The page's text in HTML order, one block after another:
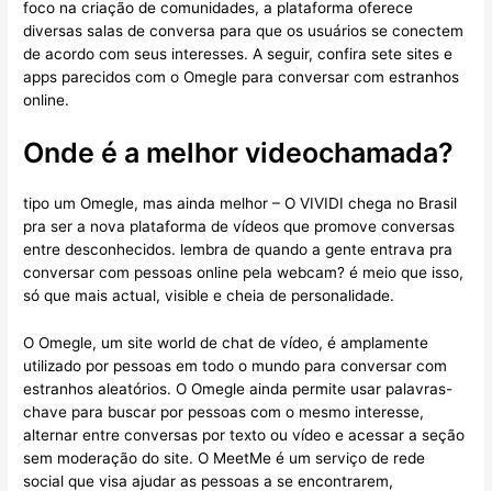
foco na criação de comunidades, a plataforma oferece
diversas salas de conversa para que os usuários se conectem
de acordo com seus interesses. A seguir, confira sete sites e
apps parecidos com o Omegle para conversar com estranhos
online.
Onde é a melhor videochamada?
tipo um Omegle, mas ainda melhor – O VIVIDI chega no Brasil
pra ser a nova plataforma de vídeos que promove conversas
entre desconhecidos. lembra de quando a gente entrava pra
conversar com pessoas online pela webcam? é meio que isso,
só que mais actual, visible e cheia de personalidade.
O Omegle, um site world de chat de vídeo, é amplamente
utilizado por pessoas em todo o mundo para conversar com
estranhos aleatórios. O Omegle ainda permite usar palavras-
chave para buscar por pessoas com o mesmo interesse,
alternar entre conversas por texto ou vídeo e acessar a seção
sem moderação do site. O MeetMe é um serviço de rede
social que visa ajudar as pessoas a se encontrarem,